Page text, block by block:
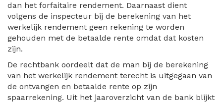
dan het forfaitaire rendement. Daarnaast dient
volgens de inspecteur bij de berekening van het
werkelijk rendement geen rekening te worden
gehouden met de betaalde rente omdat dat kosten
zijn.
De rechtbank oordeelt dat de man bij de berekening
van het werkelijk rendement terecht is uitgegaan van
de ontvangen en betaalde rente op zijn
spaarrekening. Uit het jaaroverzicht van de bank blijkt